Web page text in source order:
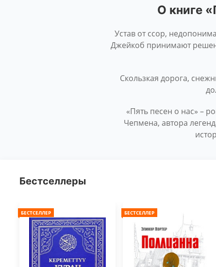
О книге
Устав от ссор,
Джейкоб принимают
Скользкая дорога,
«Пять песен о нас» –
Чепмена, автора
Бестселлеры
БЕСТСЕЛЛЕР БЕСТСЕЛЛЕР